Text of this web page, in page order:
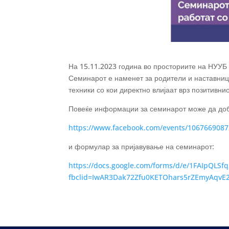
На 15.11.2023 година во просториите на
Семинарот е наменет за родители и
техники со кои директно влијаат врз
Повеќе информации за семинарот може да
https://www.facebook.com/events/
и формулар за пријавување на семинарот:
https://docs.google.com/forms/d/e/